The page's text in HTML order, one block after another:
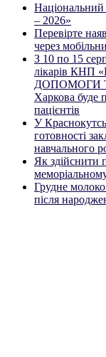
– 2026»
Перевірте
через
З 10 по 15
лікарів
ДОПОМОГИ
Харкова буде
пацієнтів
У
готовності
навчального
Як здійснити
Грудне
після